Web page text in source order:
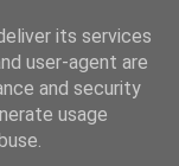
its services
user-agent are
and security
usage